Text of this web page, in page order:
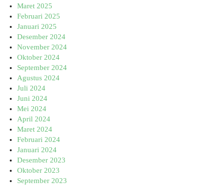
Maret 2025
Februari 2025
Januari 2025
Desember 2024
November 2024
Oktober 2024
September 2024
Agustus 2024
Juli 2024
Juni 2024
Mei 2024
April 2024
Maret 2024
Februari 2024
Januari 2024
Desember 2023
Oktober 2023
September 2023